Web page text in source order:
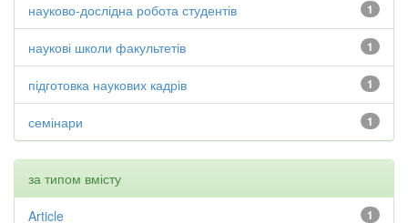
1
науково-дослідна робота студентів
1
наукові школи факультетів
1
підготовка наукових кадрів
1
семінари
за типом вмісту
1
Article